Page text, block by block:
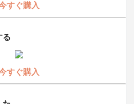
すぐ購入
る
すぐ購入